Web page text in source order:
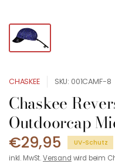
CHASKEE SKU: 001CAMF-8
Chaskee
Outdoorcap
€29,95 UV-Schutz
inkl. MwSt.Versand wird beim